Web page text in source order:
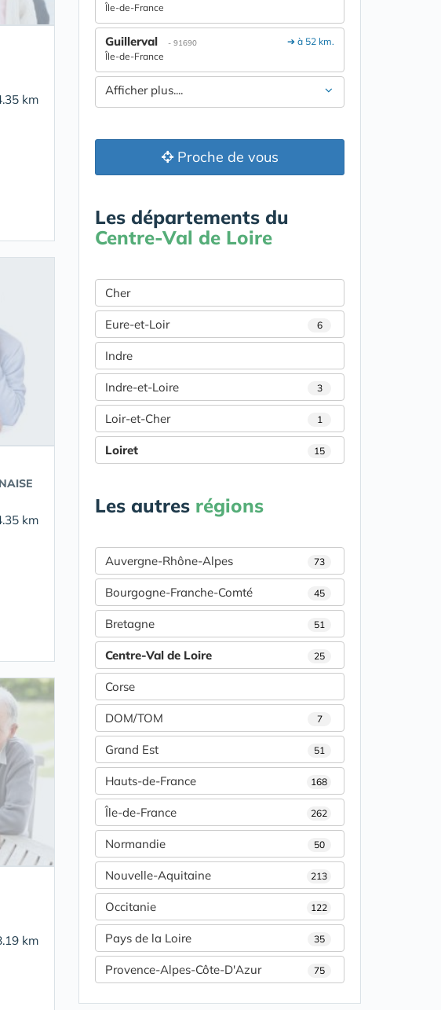
km
km
km
Île-de-France
➔ à 52 km.
Guillerval - 91690
Île-de-France
Afficher plus....
Proche de vous
Les départements du
Centre-Val de Loire
Cher
Eure-et-Loir 6
Indre
Indre-et-Loire 3
Loir-et-Cher 1
Loiret 15
Les autres régions
Auvergne-Rhône-Alpes 73
Bourgogne-Franche-Comté 45
Bretagne 51
Centre-Val de Loire 25
Corse
DOM/TOM 7
Grand Est 51
Hauts-de-France 168
Île-de-France 262
Normandie 50
Nouvelle-Aquitaine 213
Occitanie 122
Pays de la Loire 35
Provence-Alpes-Côte-D'Azur 75